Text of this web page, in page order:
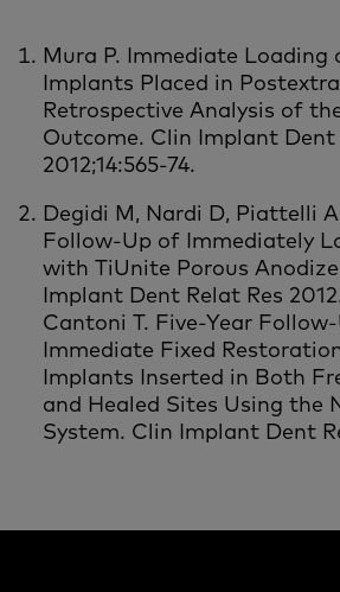
Mura P. Immediate Loading
Implants Placed in
Retrospective Analysis of
Outcome. Clin Implant Dent
2012;14:565-74.
Degidi M, Nardi D, Piattelli
Follow-Up of Immediately
with TiUnite Porous
Implant Dent Relat Res
Cantoni T. Five-Year
Immediate Fixed
Implants Inserted in Both
and Healed Sites Using the
System. Clin Implant Dent